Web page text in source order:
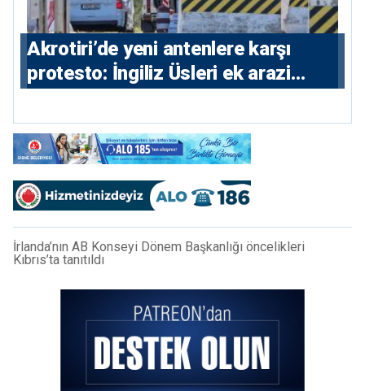
⁠Akrotiri’de yeni antenlere karşı
protesto: İngiliz Üsleri ek arazi
İrlanda’nın AB Konseyi Dönem Başkanlığı öncelikleri
Kıbrıs’ta tanıtıldı